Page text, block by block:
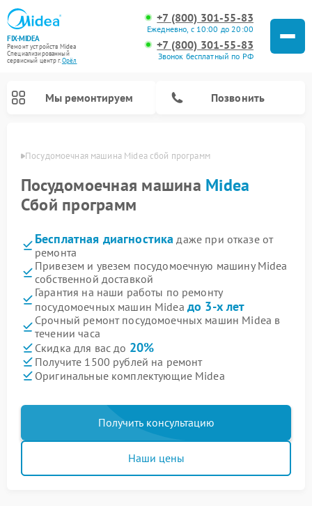
FIX-MIDEA
Ремонт устройств Midea
Специализированный
cервисный центр г.Орёл
+7 (800) 301-55-83
Ежедневно, с 10:00 до 20:00
+7 (800) 301-55-83
Звонок бесплатный по РФ
Мы ремонтируем Позвонить
Посудомоечная машина Midea сбой программ
Посудомоечная машина Midea
Сбой программ
Бесплатная диагностика даже при отказе от
ремонта
Привезем и увезем посудомоечную машину Midea
собственной доставкой
Гарантия на наши работы по ремонту
посудомоечных машин Midea до 3-х лет
Срочный ремонт посудомоечных машин Midea в
течении часа
Скидка для вас до 20%
Получите 1500 рублей на ремонт
Оригинальные комплектующие Midea
Получить консультацию
Наши цены